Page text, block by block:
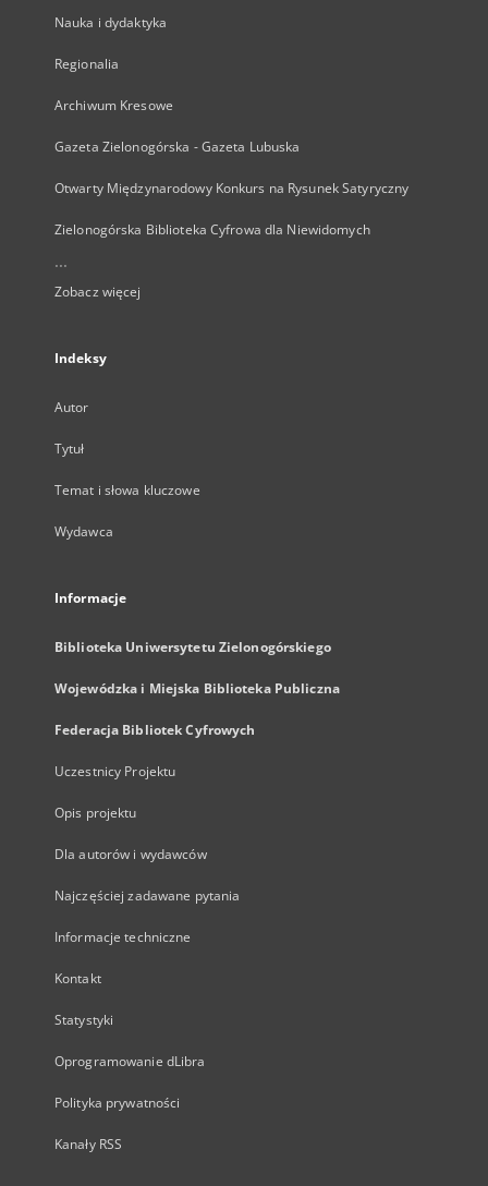
Nauka i dydaktyka
Regionalia
Archiwum Kresowe
Gazeta Zielonogórska - Gazeta Lubuska
Otwarty Międzynarodowy Konkurs na Rysunek Satyryczny
Zielonogórska Biblioteka Cyfrowa dla Niewidomych
...
Zobacz więcej
Indeksy
Autor
Tytuł
Temat i słowa kluczowe
Wydawca
Informacje
Biblioteka Uniwersytetu Zielonogórskiego
Wojewódzka i Miejska Biblioteka Publiczna
Federacja Bibliotek Cyfrowych
Uczestnicy Projektu
Opis projektu
Dla autorów i wydawców
Najczęściej zadawane pytania
Informacje techniczne
Kontakt
Statystyki
Oprogramowanie dLibra
Polityka prywatności
Kanały RSS